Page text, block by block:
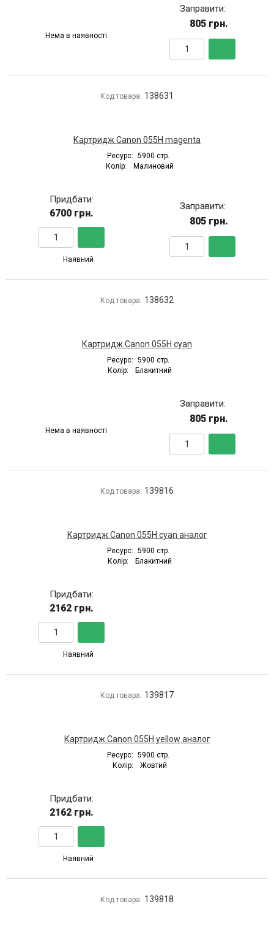
Нема в наявності
Заправити:
805 грн.
Код товара: 138631
Картридж Canon 055H magenta
Ресурс: 5900 стр.
Колір:
Малиновий
Придбати:
6700 грн.
Наявний
Заправити:
805 грн.
Код товара: 138632
Картридж Canon 055H cyan
Ресурс: 5900 стр.
Колір:
Блакитний
Нема в наявності
Заправити:
805 грн.
Код товара: 139816
Картридж Canon 055H cyan аналог
Ресурс: 5900 стр.
Колір:
Блакитний
Придбати:
2162 грн.
Наявний
Код товара: 139817
Картридж Canon 055H yellow аналог
Ресурс: 5900 стр.
Колір:
Жовтий
Придбати:
2162 грн.
Наявний
Код товара: 139818